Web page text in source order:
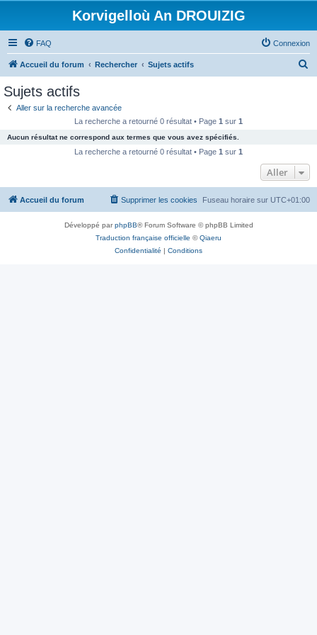
Korvigelloù An DROUIZIG
FAQ Connexion
Accueil du forum Rechercher Sujets actifs
c
e
Sujets actifs
Aller sur la recherche avancée
La recherche a retourné 0 résultat • Page 1 sur 1
Aucun résultat ne correspond aux termes que vous avez spécifiés.
La recherche a retourné 0 résultat • Page 1 sur 1
Aller
Accueil du forum Fuseau horaire sur UTC+01:00
Supprimer les cookies
Développé parphpBB® Forum Software © phpBB Limited
Traduction française officielle ©Qiaeru
Confidentialité | Conditions